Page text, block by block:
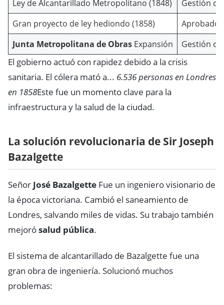
Ley de Alcantarillado Metropolitano (1848)
Gestión
Gran proyecto de ley hediondo (1858)
Aprobado
Junta Metropolitana de Obras Expansión Gestión
El gobierno actuó con rapidez debido a la crisis
sanitaria. El cólera mató a... 6.536 personas en Londres
en 1858Este fue un momento clave para la
infraestructura y la salud de la ciudad.
La solución revolucionaria de Sir Joseph
Bazalgette
Señor José Bazalgette Fue un ingeniero visionario de
la época victoriana. Cambió el saneamiento de
Londres, salvando miles de vidas. Su trabajo también
mejorósalud pública.
El sistema de alcantarillado de Bazalgette fue una
gran obra de ingeniería. Solucionó muchos
problemas: